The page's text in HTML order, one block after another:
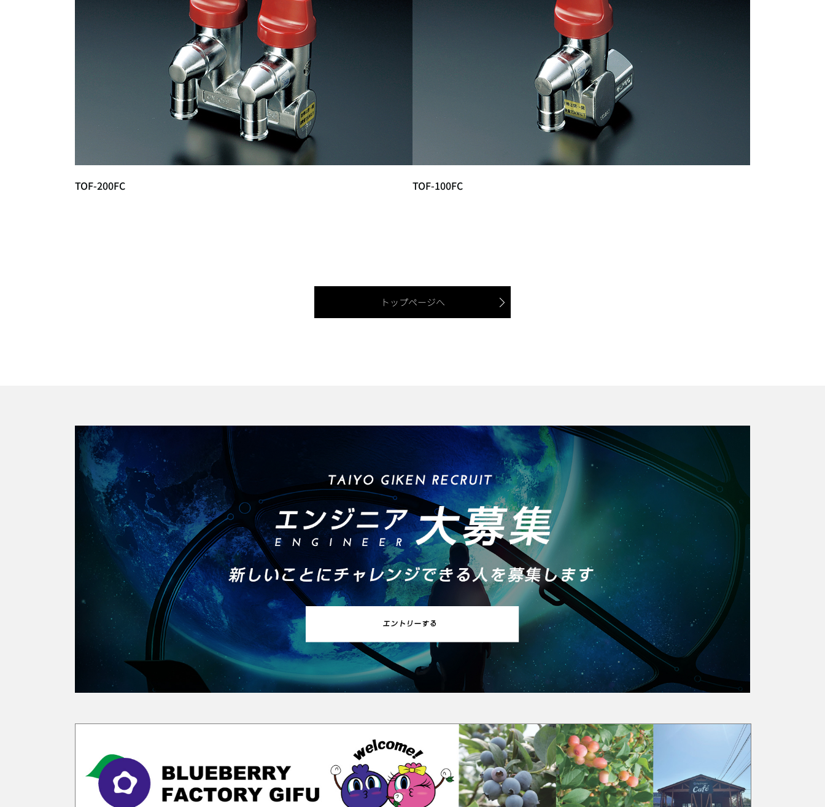
TOF-200FC TOF-100FC
トップページへ